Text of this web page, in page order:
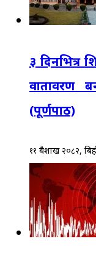
३ दिनभित्र
वातावरण
(पूर्णपाठ)
११ बैशाख २०८२,